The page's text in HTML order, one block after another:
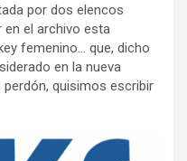
por dos elencos
en el archivo esta
femenino… que, dicho
en la nueva
quisimos escribir